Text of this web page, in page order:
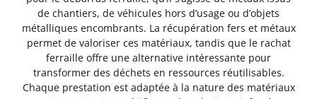
de chantiers, de véhicules hors d’usage ou d’objets
métalliques encombrants. La récupération fers et métaux
permet de valoriser ces matériaux, tandis que le rachat
ferraille offre une alternative intéressante pour
transformer des déchets en ressources réutilisables.
Chaque prestation est adaptée à la nature des matériaux